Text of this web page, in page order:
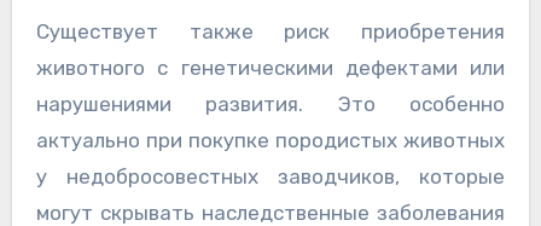
Существует также риск приобретения
животного с генетическими дефектами или
нарушениями развития. Это особенно
актуально при покупке породистых животных
у недобросовестных заводчиков, которые
могут скрывать наследственные заболевания